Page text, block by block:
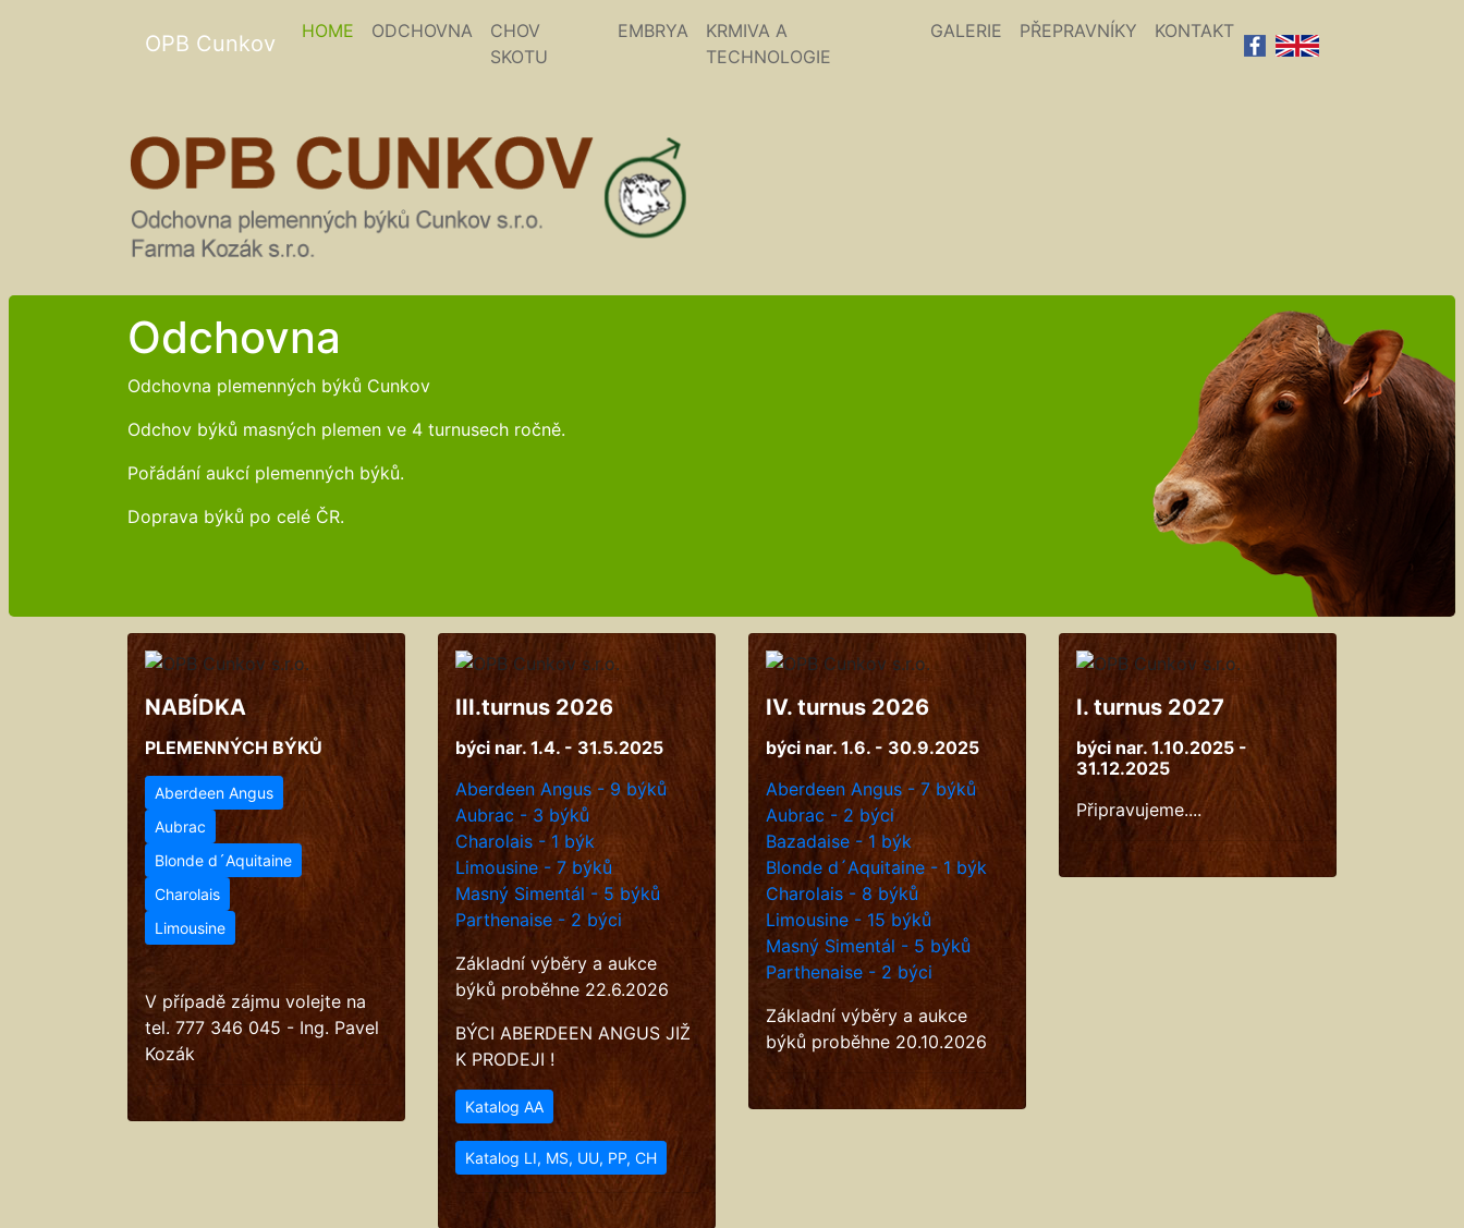
OPB Cunkov HOME (current)
ODCHOVNA
CHOV
SKOTU
EMBRYA
KRMIVA A
TECHNOLOGIE
GALERIE PŘEPRAVNÍKY KONTAKT
Odchovna
Odchovna plemenných býků Cunkov
Odchov býků masných plemen ve 4 turnusech ročně.
Pořádání aukcí plemenných býků.
Doprava býků po celé ČR.
NABÍDKA
PLEMENNÝCH BÝKŮ
Aberdeen Angus
Aubrac
Blonde d´Aquitaine
Charolais
Limousine
V případě zájmu volejte na
tel. 777 346 045 - Ing. Pavel
Kozák
III.turnus 2026
býci nar. 1.4. - 31.5.2025
Aberdeen Angus - 9 býků
Aubrac - 3 býků
Charolais - 1 býk
Limousine - 7 býků
Masný Simentál - 5 býků
Parthenaise - 2 býci
Základní výběry a aukce
býků proběhne 22.6.2026
BÝCI ABERDEEN ANGUS JIŽ
K PRODEJI !
Katalog AA
Katalog LI, MS, UU, PP, CH
IV. turnus 2026
býci nar. 1.6. - 30.9.2025
Aberdeen Angus - 7 býků
Aubrac - 2 býci
Bazadaise - 1 býk
Blonde d´Aquitaine - 1 býk
Charolais - 8 býků
Limousine - 15 býků
Masný Simentál - 5 býků
Parthenaise - 2 býci
Základní výběry a aukce
býků proběhne 20.10.2026
I. turnus 2027
býci nar. 1.10.2025 -
31.12.2025
Připravujeme....